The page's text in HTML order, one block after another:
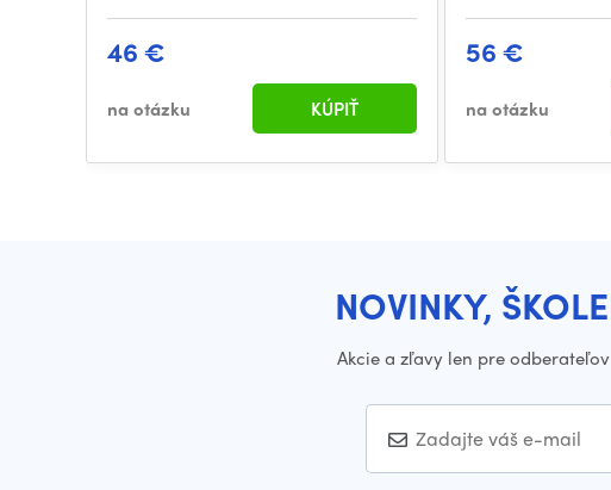
46 €
na otázku KÚPIŤ
56 €
na otázku
NOVINKY,
Akcie a zľavy len pre odberateľov